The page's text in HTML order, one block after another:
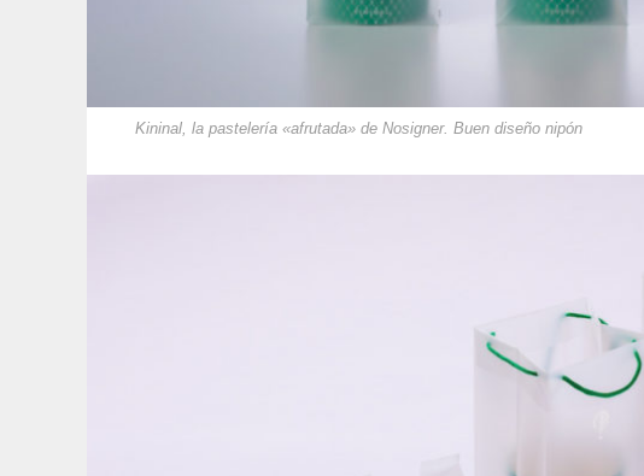
Kininal, la pastelería «afrutada» de Nosigner. Buen diseño nipón